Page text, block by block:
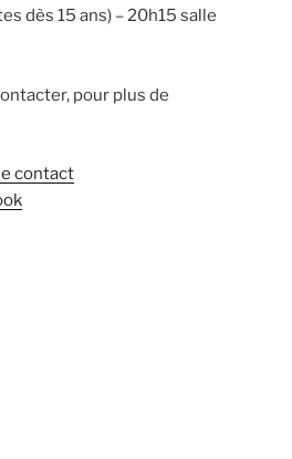
dès 15 ans) – 20h15 salle
pour plus de
contact